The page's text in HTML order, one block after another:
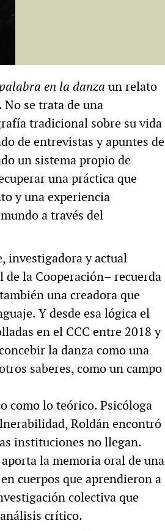
en la danza un relato
se trata de una
tradicional sobre su vida
de entrevistas y apuntes de
un sistema propio de
una práctica que
y una experiencia
a través del
investigadora y actual
la Cooperación– recuerda
una creadora que
Y desde esa lógica el
en el CCC entre 2018 y
la danza como una
saberes, como un campo
como lo teórico. Psicóloga
Roldán encontró
instituciones no llegan.
la memoria oral de una
cuerpos que aprendieron a
colectiva que
crítico.